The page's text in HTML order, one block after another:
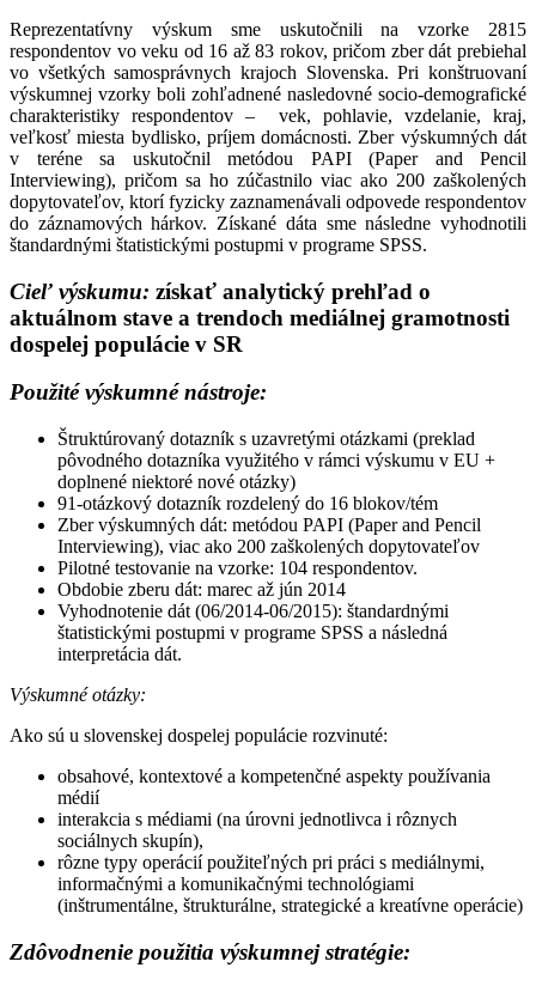
Reprezentatívny výskum sme uskutočnili na vzorke 2815
respondentov vo veku od 16 až 83 rokov, pričom zber dát prebiehal
vo všetkých samosprávnych krajoch Slovenska. Pri konštruovaní
výskumnej vzorky boli zohľadnené nasledovné socio-demografické
charakteristiky respondentov – vek, pohlavie, vzdelanie, kraj,
veľkosť miesta bydlisko, príjem domácnosti. Zber výskumných dát
v teréne sa uskutočnil metódou PAPI (Paper and Pencil
Interviewing), pričom sa ho zúčastnilo viac ako 200 zaškolených
dopytovateľov, ktorí fyzicky zaznamenávali odpovede respondentov
do záznamových hárkov. Získané dáta sme následne vyhodnotili
štandardnými štatistickými postupmi v programe SPSS.
Cieľ výskumu: získať analytický prehľad o
aktuálnom stave a trendoch mediálnej gramotnosti
dospelej populácie v SR
Použité výskumné nástroje:
Štruktúrovaný dotazník s uzavretými otázkami (preklad
pôvodného dotazníka využitého v rámci výskumu v EU +
doplnené niektoré nové otázky)
91-otázkový dotazník rozdelený do 16 blokov/tém
Zber výskumných dát: metódou PAPI (Paper and Pencil
Interviewing), viac ako 200 zaškolených dopytovateľov
Pilotné testovanie na vzorke: 104 respondentov.
Obdobie zberu dát: marec až jún 2014
Vyhodnotenie dát (06/2014-06/2015): štandardnými
štatistickými postupmi v programe SPSS a následná
interpretácia dát.
Výskumné otázky:
Ako sú u slovenskej dospelej populácie rozvinuté:
obsahové, kontextové a kompetenčné aspekty používania
médií
interakcia s médiami (na úrovni jednotlivca i rôznych
sociálnych skupín),
rôzne typy operácií použiteľných pri práci s mediálnymi,
informačnými a komunikačnými technológiami
(inštrumentálne, štrukturálne, strategické a kreatívne operácie)
Zdôvodnenie použitia výskumnej stratégie: